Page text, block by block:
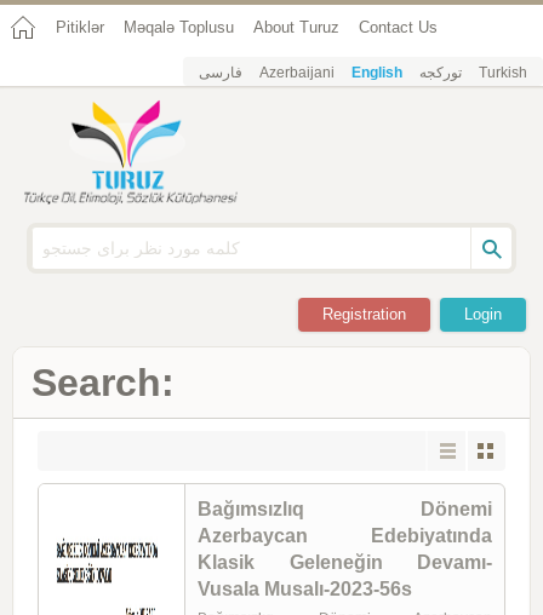
Pitiklər Məqalə Toplusu About Turuz Contact Us
فارسی Azerbaijani English تورکجه Turkish
Login
Registration
Search:
Bağımsızlıq Dönemi
Azerbaycan Edebiyatında
Klasik Geleneğin Devamı-
Vusala Musalı-2023-56s